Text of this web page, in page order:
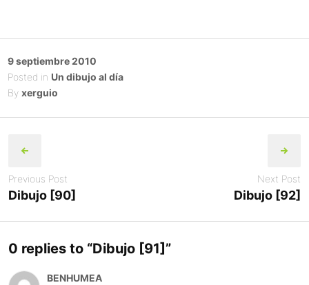
Posted
on
9 septiembre 2010
Posted in Un dibujo al día
By xerguio
navigation
Previous Post
Dibujo [90]
Next Post
Dibujo [92]
0 replies to “Dibujo [91]”
BENHUMEA